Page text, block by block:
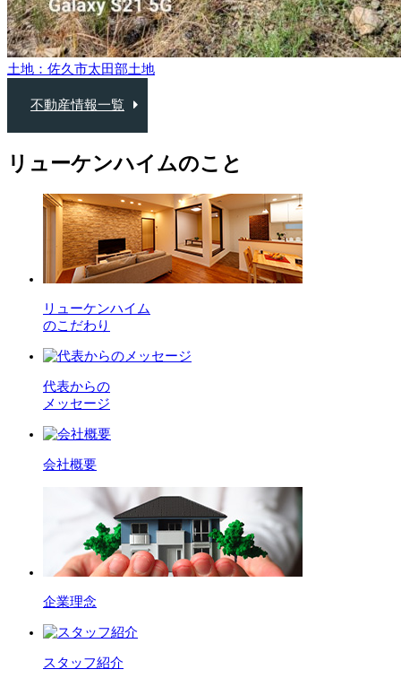
土地：佐久市太田部土地
不動産情報一覧
リューケンハイムのこと
リューケンハイム
のこだわり
代表からの
メッセージ
会社概要
企業理念
スタッフ紹介